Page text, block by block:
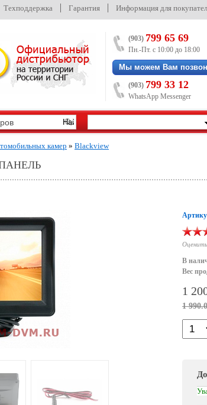
Техподдержка Гарантия Информация для
(903) 799 65 69
Пн.-Пт. с 10:00 до 18:00
Мы можем Вам
(903) 799 33 12
WhatsApp Messenger
камер » Blackview
В
Вес
1
1